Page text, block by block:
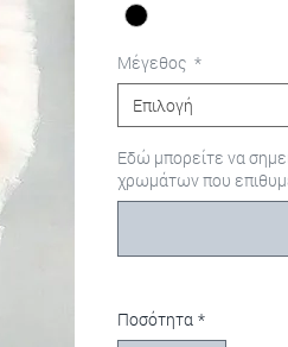
Μέγεθος *
Επιλογή
Εδώ μπορείτε να
χρωμάτων που
Ποσότητα *